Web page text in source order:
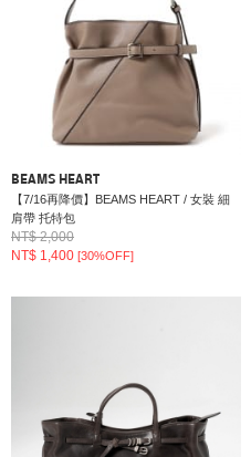
BEAMS HEART
【7/16再降價】BEAMS HEART / 女裝 細
肩帶 托特包
NT$ 2,000
NT$ 1,400 [30%OFF]